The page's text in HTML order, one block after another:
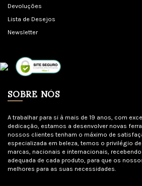
Devoluções
Lista de Desejos
Newsletter
SOBRE NÓS
A trabalhar para si à mais de 19 anos, com
dedicação, estamos a desenvolver novas
nossos clientes tenham o máximo de
especializada em beleza, temos o privilégio
marcas, nacionais e internacionais,
adequada de cada produto, para que os
melhores para as suas necessidades.